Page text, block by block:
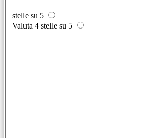
stelle su 5
Valuta 4 stelle su 5